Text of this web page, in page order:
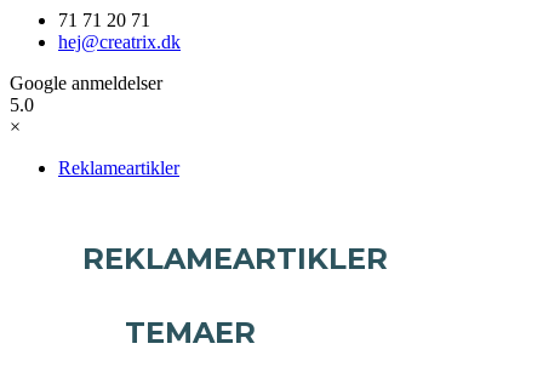
71 71 20 71
hej@creatrix.dk
Google anmeldelser
5.0
×
Reklameartikler
REKLAMEARTIKLER
TEMAER